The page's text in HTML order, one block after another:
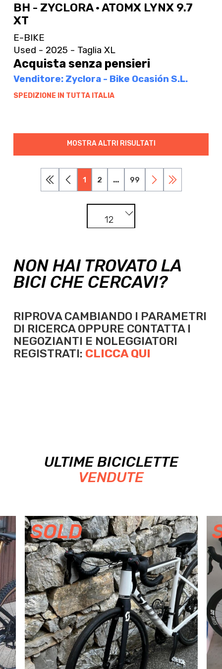
BH - ZYCLORA · ATOMX LYNX 9.7
XT
E-BIKE
Used - 2025 - Taglia XL
Acquista senza pensieri
Venditore: Zyclora - Bike Ocasión S.L.
SPEDIZIONE IN TUTTA ITALIA
MOSTRA ALTRI RISULTATI
1 2 ... 99
12
NON HAI TROVATO LA
BICI CHE CERCAVI?
RIPROVA CAMBIANDO I PARAMETRI
DI RICERCA OPPURE CONTATTA I
NEGOZIANTI E NOLEGGIATORI
REGISTRATI: CLICCA QUI
ULTIME BICICLETTE
VENDUTE
SOLD